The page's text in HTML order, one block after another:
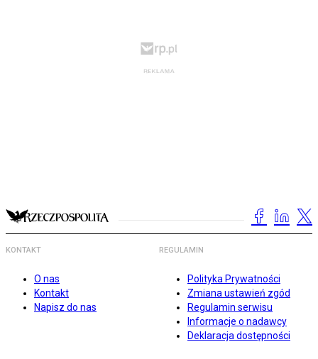
KONTAKT
O nas
Kontakt
Napisz do nas
REGULAMIN
Polityka Prywatności
Zmiana ustawień zgód
Regulamin serwisu
Informacje o nadawcy
Deklaracja dostępności